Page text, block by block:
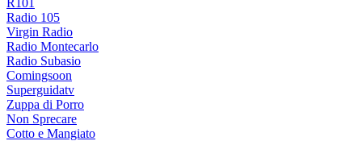
Radio 105
Virgin Radio
Radio Montecarlo
Radio Subasio
Comingsoon
Superguidatv
Zuppa di Porro
Non Sprecare
Cotto e Mangiato